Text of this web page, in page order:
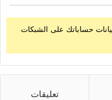
حساباتك على الشبكات
تعليقات